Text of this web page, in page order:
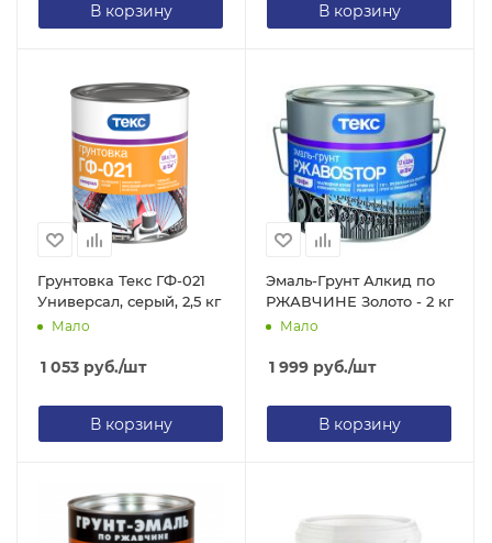
В корзину В корзину
Грунтовка Текс ГФ-021
Универсал, серый, 2,5 кг
Мало
1 053 руб./шт
В корзину
Эмаль-Грунт Алкид по
РЖАВЧИНЕ Золото - 2 кг
Мало
1 999 руб./шт
В корзину